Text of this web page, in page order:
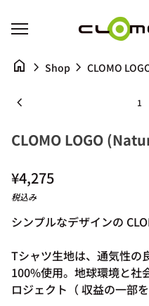
モバイルナビゲーション
0
home chevron_right Shop chevron_right CLOMO
ズームイン
chevron_left 1
CLOMO LOGO
通常価格
¥4,275
税込み
シンプルなデザインの
Tシャツ生地は、通気性の
100%使用。 地球環境と社
ロジェクト（ 収益の一部を